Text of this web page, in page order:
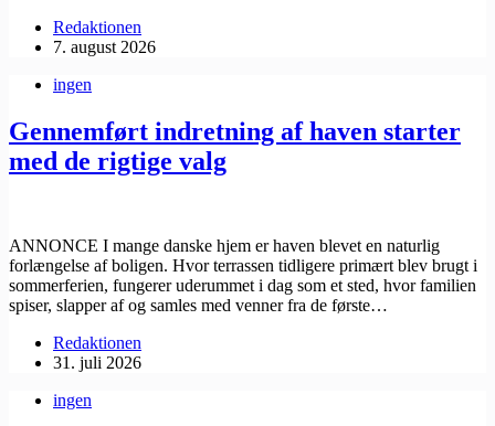
Redaktionen
7. august 2026
ingen
Gennemført indretning af haven starter
med de rigtige valg
ANNONCE I mange danske hjem er haven blevet en naturlig
forlængelse af boligen. Hvor terrassen tidligere primært blev brugt i
sommerferien, fungerer uderummet i dag som et sted, hvor familien
spiser, slapper af og samles med venner fra de første…
Redaktionen
31. juli 2026
ingen